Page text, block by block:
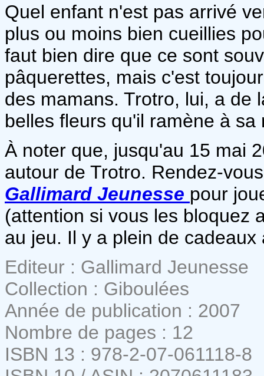
Quel enfant n'est pas arrivé
plus ou moins bien cueillies
faut bien dire que ce sont
pâquerettes, mais c'est
des mamans. Trotro, lui, a de
belles fleurs qu'il ramène à sa
À noter que, jusqu'au 15 mai
autour de Trotro. Rendez-
Gallimard Jeunesse pour
(attention si vous les bloquez
au jeu. Il y a plein de cadeaux
Editeur : Gallimard Jeunesse
Collection : Giboulées
Année de publication : 2007
Nombre de pages : 12
ISBN 13 : 978-2-07-061118-8